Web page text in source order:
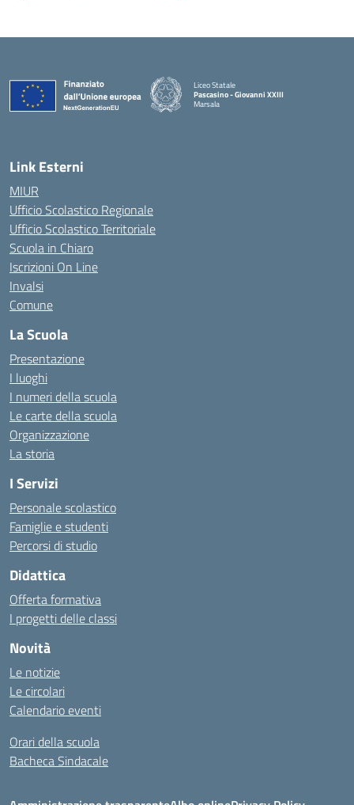
Liceo Statale
Pascasino - Giovanni XXIII
Marsala
Link Esterni
MIUR
Ufficio Scolastico Regionale
Ufficio Scolastico Territoriale
Scuola in Chiaro
Iscrizioni On Line
Invalsi
Comune
La Scuola
Presentazione
I luoghi
I numeri della scuola
Le carte della scuola
Organizzazione
La storia
I Servizi
Personale scolastico
Famiglie e studenti
Percorsi di studio
Didattica
Offerta formativa
I progetti delle classi
Novità
Le notizie
Le circolari
Calendario eventi
Orari della scuola
Bacheca Sindacale